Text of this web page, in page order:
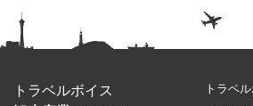
トラベルボイス
トラベ